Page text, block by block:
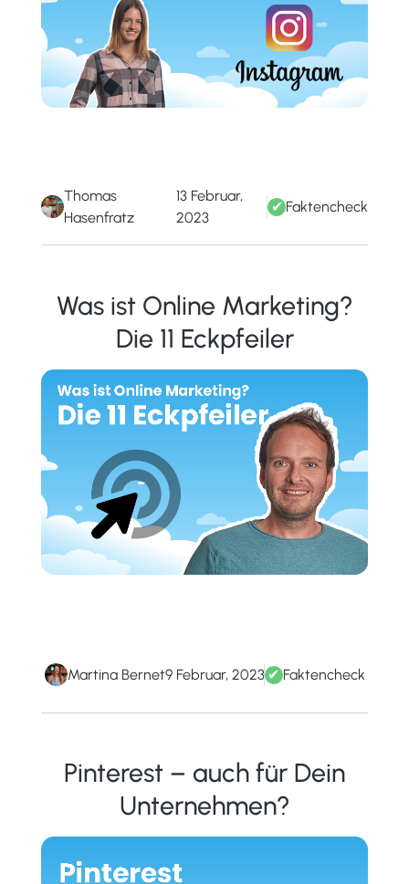
Was ist Online Marketing?
Die 11 Eckpfeiler
Thomas
Hasenfratz
13 Februar,
2023
✔ Faktencheck
Pinterest – auch für Dein
Unternehmen?
Martina Bernet9 Februar, 2023 ✔ Faktencheck